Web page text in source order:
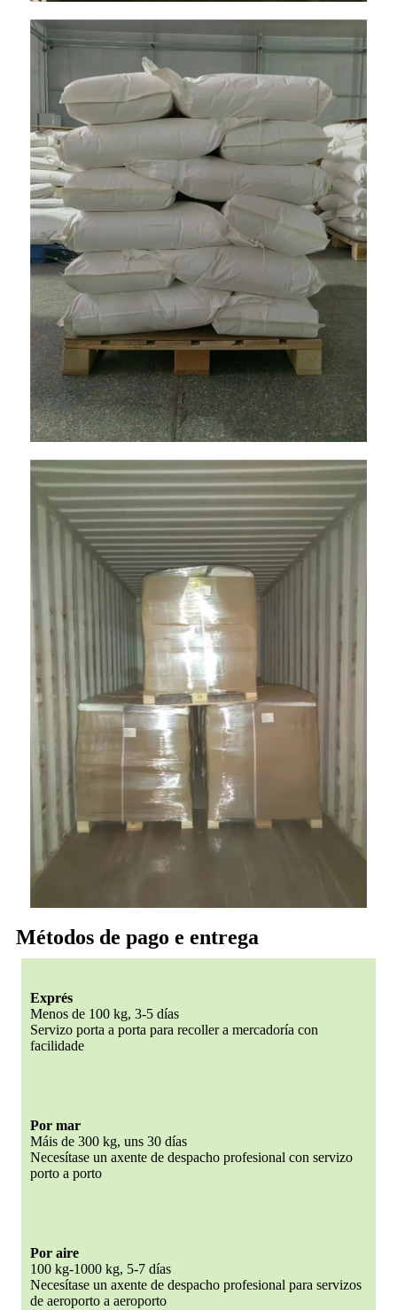
Métodos de pago e entrega
Exprés
Menos de 100 kg, 3-5 días
Servizo porta a porta para recoller a mercadoría con
facilidade
Por mar
Máis de 300 kg, uns 30 días
Necesítase un axente de despacho profesional con servizo
porto a porto
Por aire
100 kg-1000 kg, 5-7 días
Necesítase un axente de despacho profesional para servizos
de aeroporto a aeroporto